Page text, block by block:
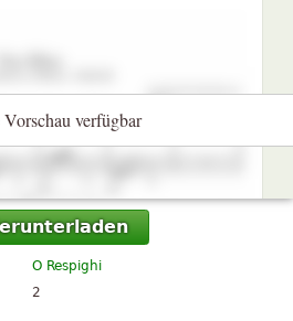
verfügbar
O Respighi
2